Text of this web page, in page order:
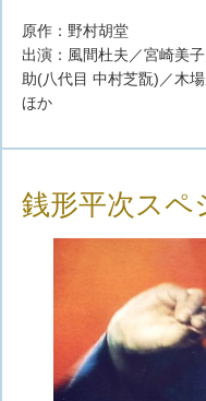
原作：野村胡堂
出演：風間杜夫／宮崎美
助(八代目 中村芝翫)／木
ほか
銭形平次ス